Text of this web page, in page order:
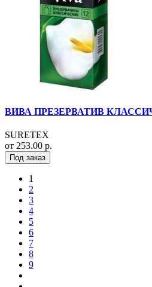
ВИВА ПРЕЗЕРВАТИВ
SURETEX
от 253.00 р.
Под заказ
1
2
3
4
5
6
7
8
9